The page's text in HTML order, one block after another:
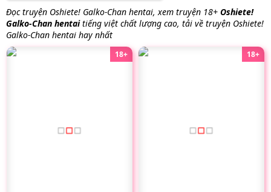
Đọc truyện Oshiete! Galko-Chan hentai, xem truyện 18+ Oshiete!
Galko-Chan hentaitiếng việt chất lượng cao, tải về truyện Oshiete!
Galko-Chan hentai hay nhất
18+ 18+